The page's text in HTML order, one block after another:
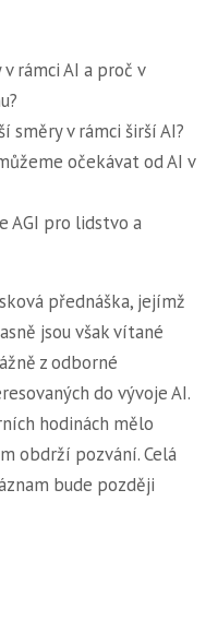
rámci AI a proč v
směry v rámci širší AI?
očekávat od AI v
AGI pro lidstvo a
přednáška, jejímž
jsou však vítané
z odborné
do vývoje AI.
hodinách mělo
obdrží pozvání. Celá
bude později